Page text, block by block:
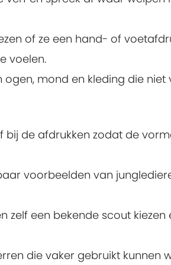
of ze een hand- of
voelen.
ogen, mond en kleding die niet
bij de afdrukken zodat de
voorbeelden van
zelf een bekende scout
die vaker gebruikt kunnen